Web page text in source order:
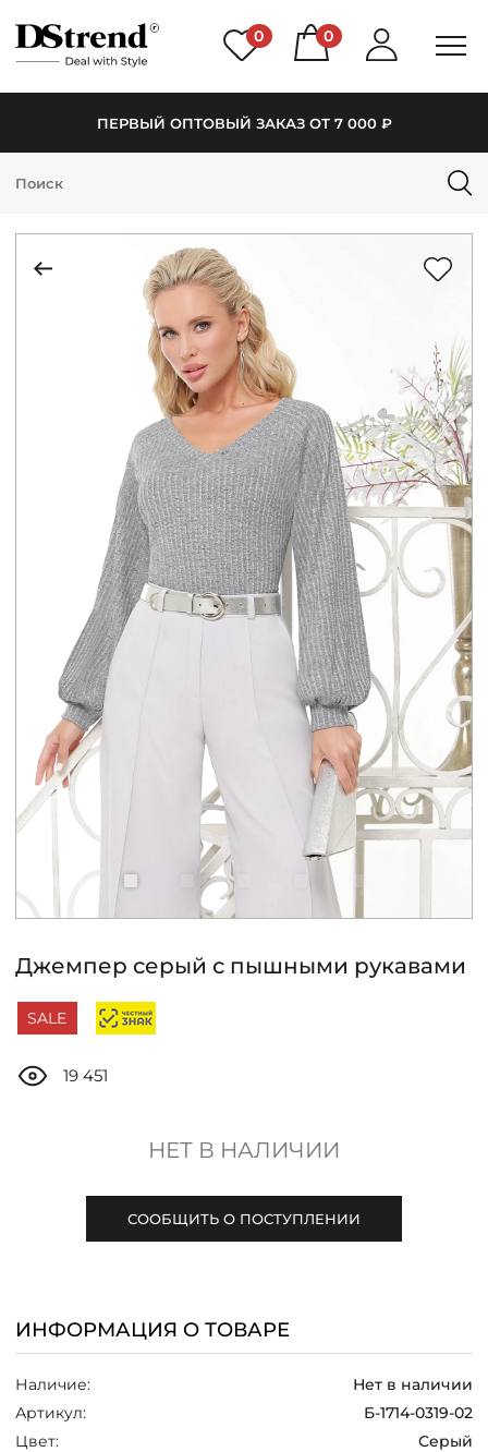
0 0
ПЕРВЫЙ ОПТОВЫЙ ЗАКАЗ ОТ 7 000 ₽
КАТАЛОГ
НОВИНКИ
РАСПРОДАЖА
КОНТАКТЫ
ЖУРНАЛ
О НАС
СКИДКИ
ЧАСТО ЗАДАВАЕМЫЕ ВОПРОСЫ
ОПТОВЫМ ПОКУПАТЕЛЯМ
РОЗНИЧНЫМ ПОКУПАТЕЛЯМ
ДОСТАВКА
MANAGER@DSTREND.RU
ЗАКАЗАТЬ ЗВОНОК
Джемпер серый с пышными рукавами
SALE
19 451
НЕТ В НАЛИЧИИ
СООБЩИТЬ О ПОСТУПЛЕНИИ
ИНФОРМАЦИЯ О ТОВАРЕ
Наличие:
Нет в наличии
Артикул:
Б-1714-0319-02
Цвет:
Серый